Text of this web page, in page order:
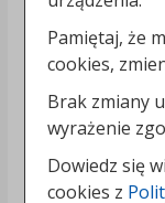
Pamiętaj, że
cookies,
Brak zmiany
wyrażenie
Dowiedz się
cookies z